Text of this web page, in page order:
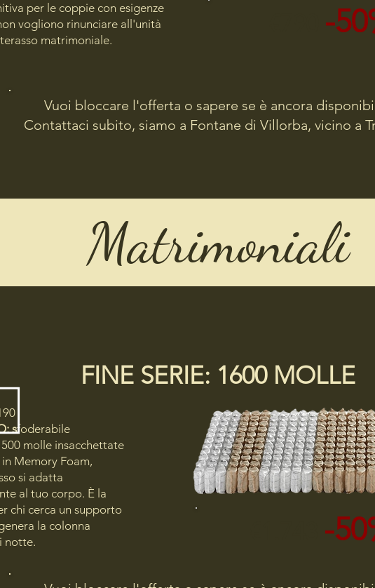
per le coppie con esigenze
vogliono rinunciare all'unità
matrimoniale.
-
Vuoi bloccare l'offerta o sapere se è ancora
Contattaci subito, siamo a Fontane di Villorba, vicino a
Matrimoniali
FINE SERIE: 1600 MOLLE
sfoderabile
molle insacchettate
Memory Foam,
si adatta
al tuo corpo. È la
chi cerca un supporto
la colonna
notte.
-